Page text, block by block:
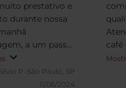
prestativo e
durante nossa
a um passo
de Torino.
Já nos
vezes, e
P. São Paulo, SP
11/06/2024
café da